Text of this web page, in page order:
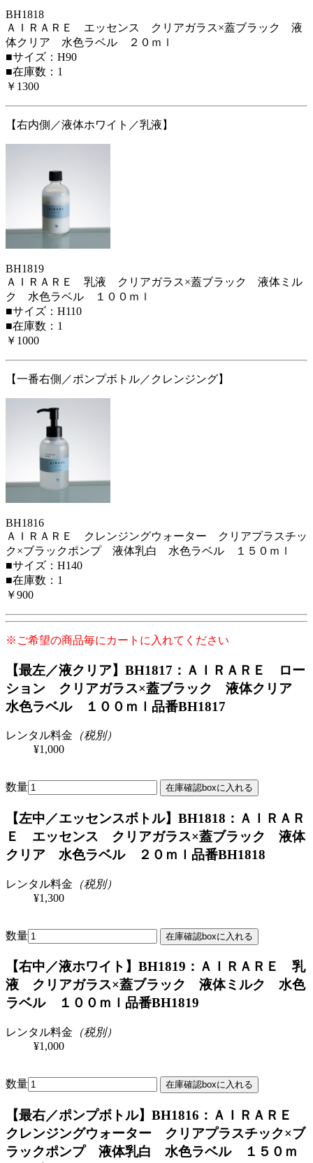
BH1818
ＡＩＲＡＲＥ エッセンス クリアガラス×蓋ブラック 液
体クリア 水色ラベル ２０ｍｌ
■サイズ：H90
■在庫数：1
￥1300
【右内側／液体ホワイト／乳液】
BH1819
ＡＩＲＡＲＥ 乳液 クリアガラス×蓋ブラック 液体ミル
ク 水色ラベル １００ｍｌ
■サイズ：H110
■在庫数：1
￥1000
【一番右側／ポンプボトル／クレンジング】
BH1816
ＡＩＲＡＲＥ クレンジングウォーター クリアプラスチッ
ク×ブラックポンプ 液体乳白 水色ラベル １５０ｍｌ
■サイズ：H140
■在庫数：1
￥900
※ご希望の商品毎にカートに入れてください
【最左／液クリア】BH1817：ＡＩＲＡＲＥ ロー
ション クリアガラス×蓋ブラック 液体クリア
水色ラベル １００ｍｌ 品番BH1817
レンタル料金 （税別）
¥1,000
数量
【左中／エッセンスボトル】BH1818：ＡＩＲＡＲ
Ｅ エッセンス クリアガラス×蓋ブラック 液体
クリア 水色ラベル ２０ｍｌ 品番BH1818
レンタル料金 （税別）
¥1,300
数量
【右中／液ホワイト】BH1819：ＡＩＲＡＲＥ 乳
液 クリアガラス×蓋ブラック 液体ミルク 水色
ラベル １００ｍｌ 品番BH1819
レンタル料金 （税別）
¥1,000
数量
【最右／ポンプボトル】BH1816：ＡＩＲＡＲＥ
クレンジングウォーター クリアプラスチック×ブ
ラックポンプ 液体乳白 水色ラベル １５０ｍ